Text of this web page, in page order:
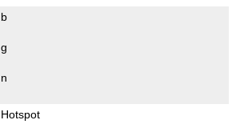
b
g
n
Hotspot